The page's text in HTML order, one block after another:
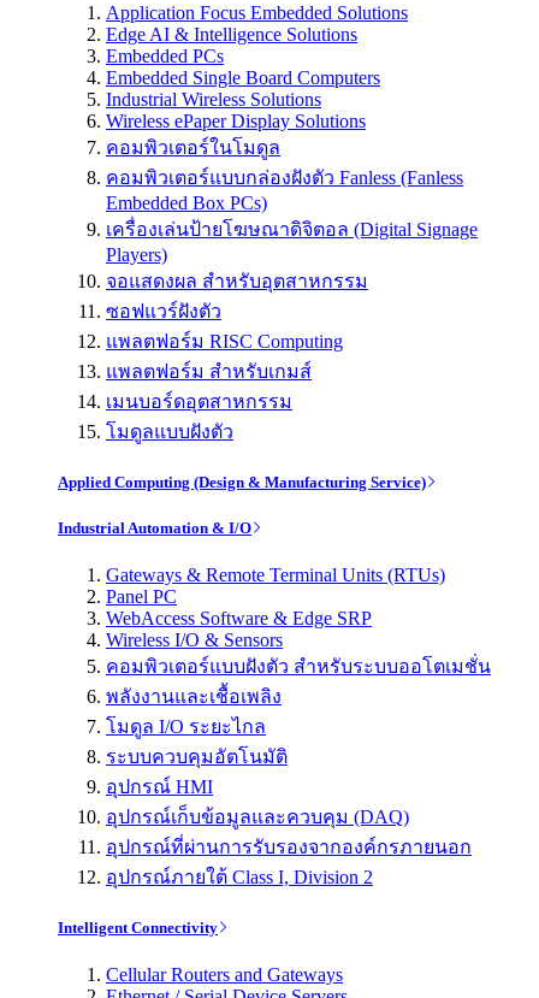
Application Focus Embedded Solutions
Edge AI & Intelligence Solutions
Embedded PCs
Embedded Single Board Computers
Industrial Wireless Solutions
Wireless ePaper Display Solutions
คอมพิวเตอร์ในโมดูล
คอมพิวเตอร์แบบกล่องฝังตัว Fanless (Fanless
Embedded Box PCs)
เครื่องเล่นป้ายโฆษณาดิจิตอล (Digital Signage
Players)
จอแสดงผล สำหรับอุตสาหกรรม
ซอฟแวร์ฝังตัว
แพลตฟอร์ม RISC Computing
แพลตฟอร์ม สำหรับเกมส์
เมนบอร์ดอุตสาหกรรม
โมดูลแบบฝังตัว
Applied Computing (Design & Manufacturing Service)
Industrial Automation & I/O
Gateways & Remote Terminal Units (RTUs)
Panel PC
WebAccess Software & Edge SRP
Wireless I/O & Sensors
คอมพิวเตอร์แบบฝังตัว สำหรับระบบออโตเมชั่น
พลังงานและเชื้อเพลิง
โมดูล I/O ระยะไกล
ระบบควบคุมอัตโนมัติ
อุปกรณ์ HMI
อุปกรณ์เก็บข้อมูลและควบคุม (DAQ)
อุปกรณ์ที่ผ่านการรับรองจากองค์กรภายนอก
อุปกรณ์ภายใต้ Class I, Division 2
Intelligent Connectivity
Cellular Routers and Gateways